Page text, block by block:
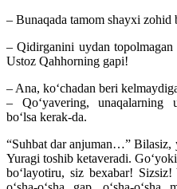
– Bunaqada tamom shayxi zohid
– Qidirganini uydan topolmagan
Ustoz Qahhorning gapi!
– Ana, koʻchadan beri
– Qoʻyavering, unaqalarning
boʻlsa kerak-da.
“Suhbat dar anjuman…” Bilasiz,
Yuragi toshib ketaveradi.
boʻlayotiru, siz bexabar!